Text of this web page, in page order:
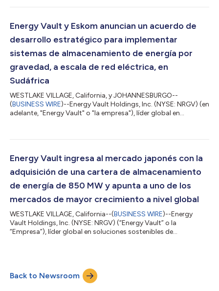
(NYSE: NRGV) ("Energy Vault"), líder mundial en infraestructura
comercial estratégico en virtud del cual suministrará sistemas
de almacenamie...
Energy Vault y Eskom anuncian un acuerdo de
desarrollo estratégico para implementar
sistemas de almacenamiento de energía por
gravedad, a escala de red eléctrica, en
Sudáfrica
WESTLAKE VILLAGE, California, y JOHANNESBURGO--
(BUSINESS WIRE)--Energy Vault Holdings, Inc. (NYSE: NRGV) (en
adelante, "Energy Vault" o "la empresa"), líder global en
un acuerdo estratégico de desarrollo con Eskom Holdings SOC
para implementar un sistema de almacenamiento de energía
por gravedad (GESS) de larga d...
Energy Vault ingresa al mercado japonés con la
adquisición de una cartera de almacenamiento
de energía de 850 MW y apunta a uno de los
mercados de mayor crecimiento a nivel global
WESTLAKE VILLAGE, California--(BUSINESS WIRE)--Energy
Vault Holdings, Inc. (NYSE: NRGV) (“Energy Vault” o la
“Empresa”), líder global en soluciones sostenibles de
para adquirir una cartera de proyectos de almacenamiento con
baterías (BESS) de un desarrollador local líder. La operación
contempla la integración de un e...
Back to Newsroom